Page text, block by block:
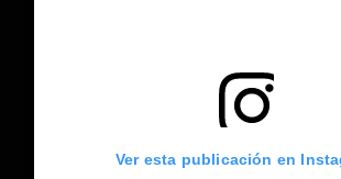
Ver esta publicación en